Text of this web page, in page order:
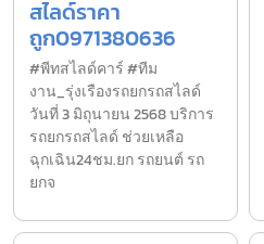
สไลด์ราคา
ถูก0971380636
#พีทสไลด์คาร์ #ทีม
งาน_รุ่งเรืองรถยกรถสไลด์
วันที่ 3 มิถุนายน 2568 บริการ
รถยกรถสไลด์ ช่วยเหลือ
ฉุกเฉิน24ชม.ยก รถยนต์ รถ
ยกจ